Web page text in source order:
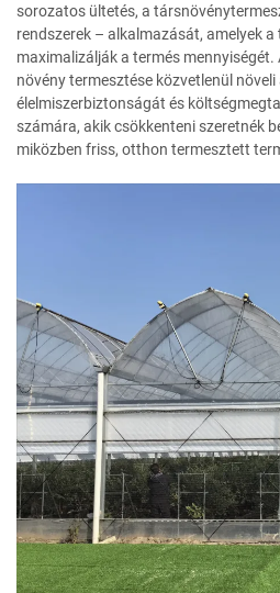
sorozatos ültetés, a
rendszerek – alkalmazását, amelyek
maximalizálják a termés mennyiségét.
növény termesztése közvetlenül
élelmiszerbiztonságát és
számára, akik csökkenteni szeretnék
miközben friss, otthon termesztett